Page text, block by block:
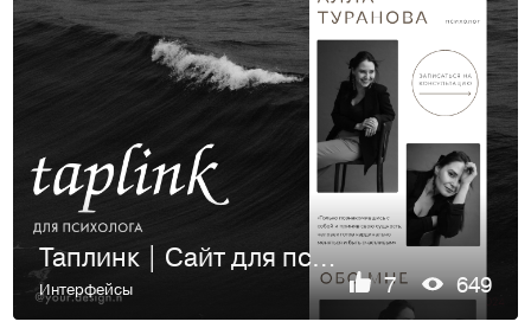
Таплинк | Сайт для психолога | Психолог
Интерфейсы 7 649